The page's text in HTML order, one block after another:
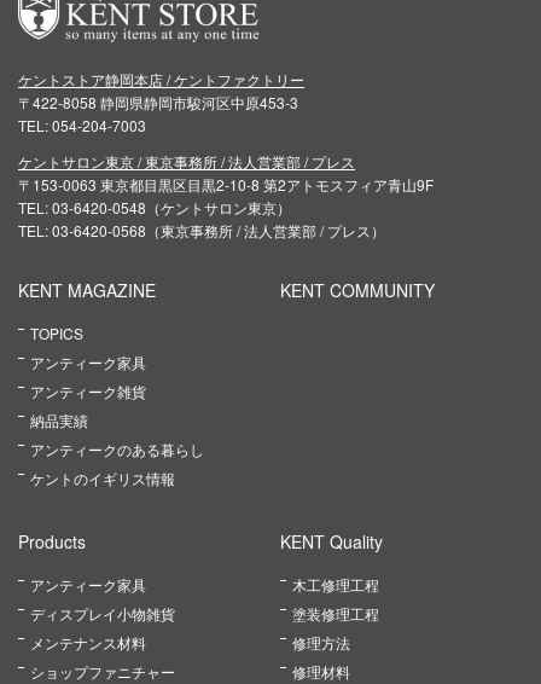
ケントストア静岡本店 / ケントファクトリー
〒422-8058 静岡県静岡市駿河区中原453-3
TEL: 054-204-7003
ケントサロン東京 / 東京事務所 / 法人営業部 / プレス
〒153-0063 東京都目黒区目黒2-10-8 第2アトモスフィア青山9F
TEL: 03-6420-0548（ケントサロン東京）
TEL: 03-6420-0568（東京事務所 / 法人営業部 / プレス）
KENT MAGAZINE
TOPICS
アンティーク家具
アンティーク雑貨
納品実績
アンティークのある暮らし
ケントのイギリス情報
KENT COMMUNITY
Products
アンティーク家具
ディスプレイ小物雑貨
メンテナンス材料
ショップファニチャー
KENT Quality
木工修理工程
塗装修理工程
修理方法
修理材料